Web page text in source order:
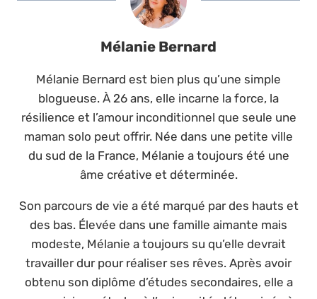
Mélanie Bernard
Mélanie Bernard est bien plus qu’une simple
blogueuse. À 26 ans, elle incarne la force, la
résilience et l’amour inconditionnel que seule une
maman solo peut offrir. Née dans une petite ville
du sud de la France, Mélanie a toujours été une
âme créative et déterminée.
Son parcours de vie a été marqué par des hauts et
des bas. Élevée dans une famille aimante mais
modeste, Mélanie a toujours su qu’elle devrait
travailler dur pour réaliser ses rêves. Après avoir
obtenu son diplôme d’études secondaires, elle a